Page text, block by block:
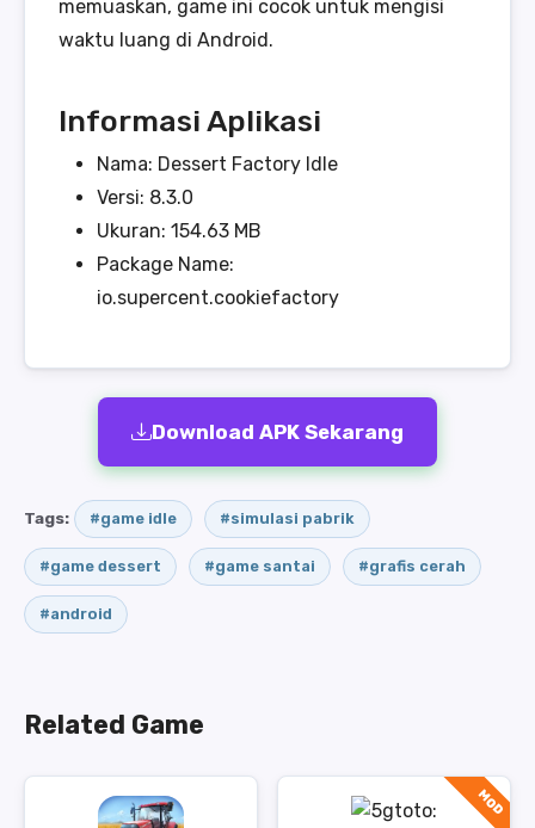
memuaskan, game ini cocok untuk mengisi
waktu luang di Android.
Informasi Aplikasi
Nama: Dessert Factory Idle
Versi: 8.3.0
Ukuran: 154.63 MB
Package Name:
io.supercent.cookiefactory
Download APK Sekarang
Tags: #game idle #simulasi pabrik
#game dessert #game santai #grafis cerah
#android
Related Game
MOD